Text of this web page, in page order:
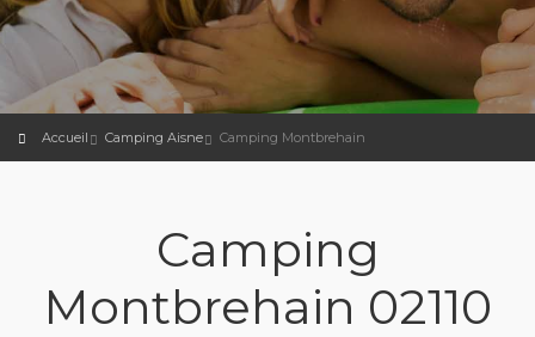
Accueil Camping Aisne Camping Montbrehain
Camping
Montbrehain 02110